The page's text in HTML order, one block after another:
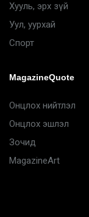
Хууль, эрх зүй
Уул, уурхай
Спорт
MagazineQuote
Онцлох нийтлэл
Онцлох эшлэл
Зочид
MagazineArt